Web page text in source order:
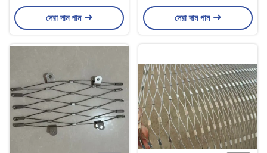
সুরক্ষা জন্য
সেরা দাম পান
ফেন্সের জন্য
সেরা দাম পান